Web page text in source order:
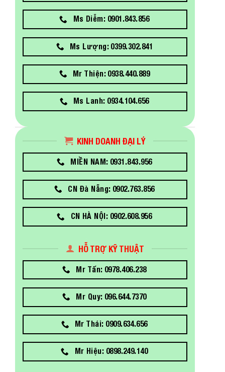
Ms Diễm: 0901.843.856
Ms Lượng: 0399.302.841
Mr Thiện: 0938.440.889
Ms Lanh: 0934.104.656
KINH DOANH ĐẠI LÝ
MIỀN NAM: 0931.843.956
CN Đà Nẵng: 0902.763.856
CN HÀ NỘI: 0902.608.956
HỖ TRỢ KỸ THUẬT
Mr Tấn: 0978.406.238
Mr Quy: 096.644.7370
Mr Thái: 0909.634.656
Mr Hiệu: 0898.249.140